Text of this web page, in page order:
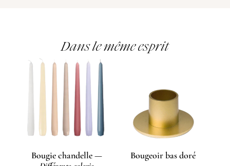
Dans le même esprit
Bougie chandelle —
Bougeoir bas doré